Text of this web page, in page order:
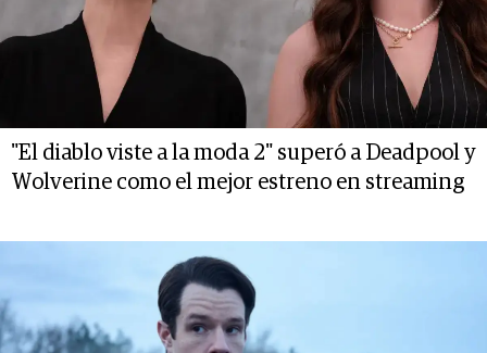
"El diablo viste a la moda 2" superó a Deadpool y
Wolverine como el mejor estreno en streaming